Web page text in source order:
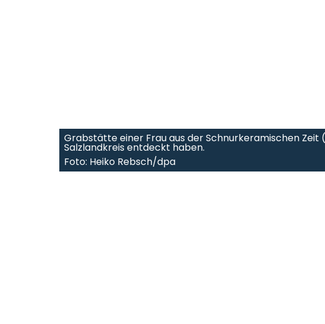
Grabstätte einer Frau aus der Schnurkeramischen Zeit
Salzlandkreis entdeckt haben.
Foto: Heiko Rebsch/dpa